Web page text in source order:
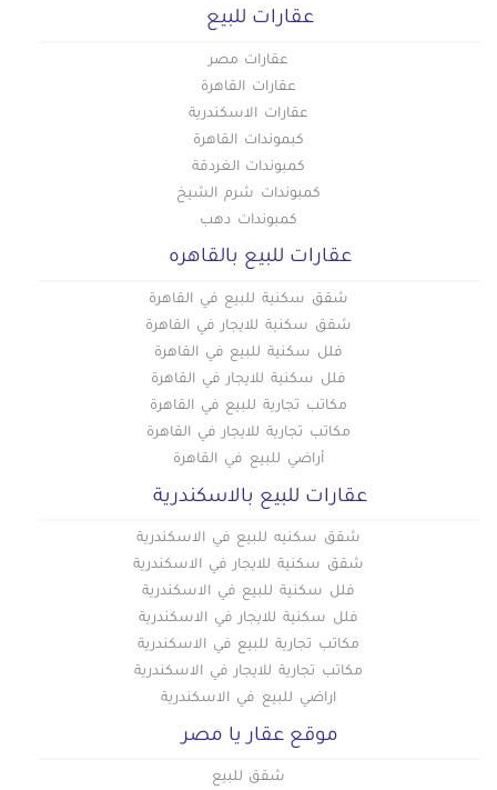
عقارات للبيع
عقارات مصر
عقارات القاهرة
عقارات الاسكندرية
كبموندات القاهرة
كمبوندات الغردقة
كمبوندات شرم الشيخ
كمبوندات دهب
عقارات للبيع بالقاهره
شقق سكنية للبيع في القاهرة
شقق سكنية للايجار في القاهرة
فلل سكنية للبيع في القاهرة
فلل سكنية للايجار في القاهرة
مكاتب تجارية للبيع في القاهرة
مكاتب تجارية للايجار في القاهرة
أراضي للبيع في القاهرة
عقارات للبيع بالاسكندرية
شقق سكنيه للبيع في الاسكندرية
شقق سكنية للايجار في الاسكندرية
فلل سكنية للبيع في الاسكندرية
فلل سكنية للايجار في الاسكندرية
مكاتب تجارية للبيع في الاسكندرية
مكاتب تجارية للايجار في الاسكندرية
اراضي للبيع في الاسكندرية
موقع عقار يا مصر
شقق للبيع